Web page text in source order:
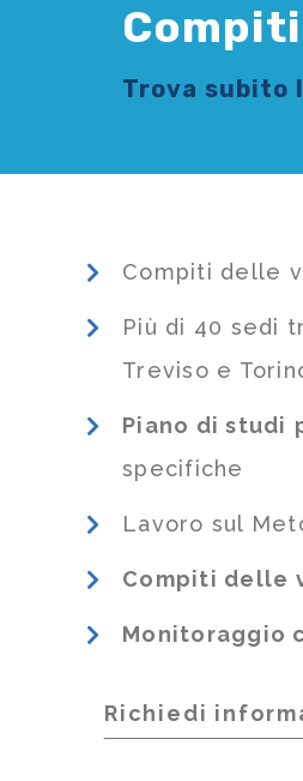
Trova subito
Compiti delle
Più di 40 sedi
Treviso e
Piano di studi
specifiche
Lavoro sul
Compiti delle
Monitoraggio
Richiedi